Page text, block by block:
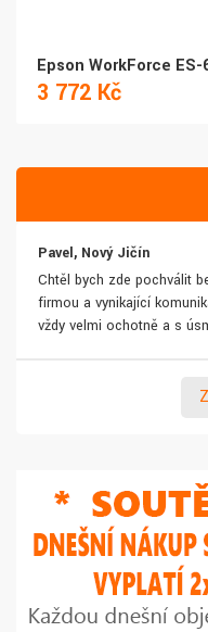
Epson WorkForce
3 772 Kč
Pavel, Nový Jičín
Chtěl bych zde pochválit
firmou a vynikající
vždy velmi ochotně a s